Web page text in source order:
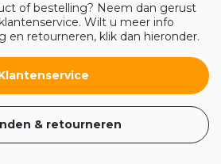
of bestelling? Neem dan gerust
Wilt u meer info
en retourneren, klik dan hieronder.
& retourneren